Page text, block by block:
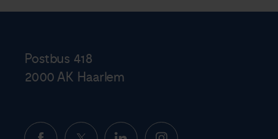
Postbus 418
2000 AK Haarlem